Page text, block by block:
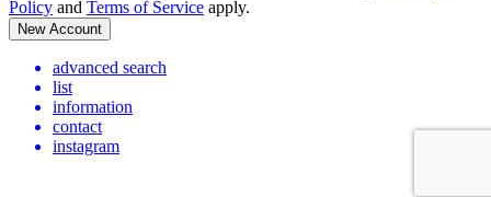
Policy and Terms of Service apply.
New Account
advanced search
list
information
contact
instagram